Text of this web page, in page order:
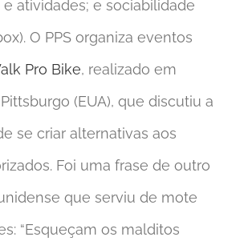
atividades; e sociabilidade
O PPS organiza eventos
Pro Bike, realizado em
(EUA), que discutiu a
se criar alternativas aos
Foi uma frase de outro
que serviu de mote
“Esqueçam os malditos